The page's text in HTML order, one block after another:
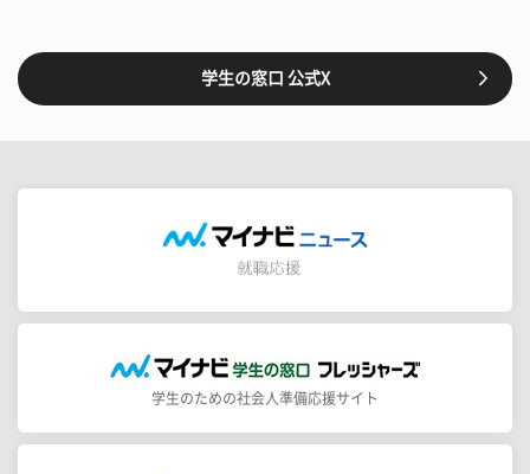
学生の窓口 公式X
学生のための社会人準備応援サイト